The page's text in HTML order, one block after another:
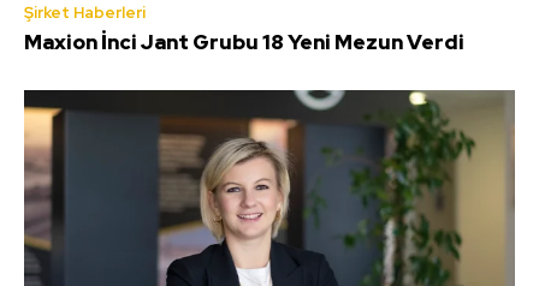
Şirket Haberleri
Maxion İnci Jant Grubu 18 Yeni Mezun Verdi